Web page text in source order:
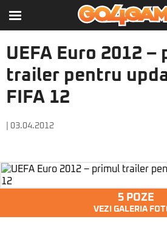
UEFA Euro 2012 –
trailer pentru
FIFA 12
| 03.04.2012
5 POZE
VEZI GALERIA